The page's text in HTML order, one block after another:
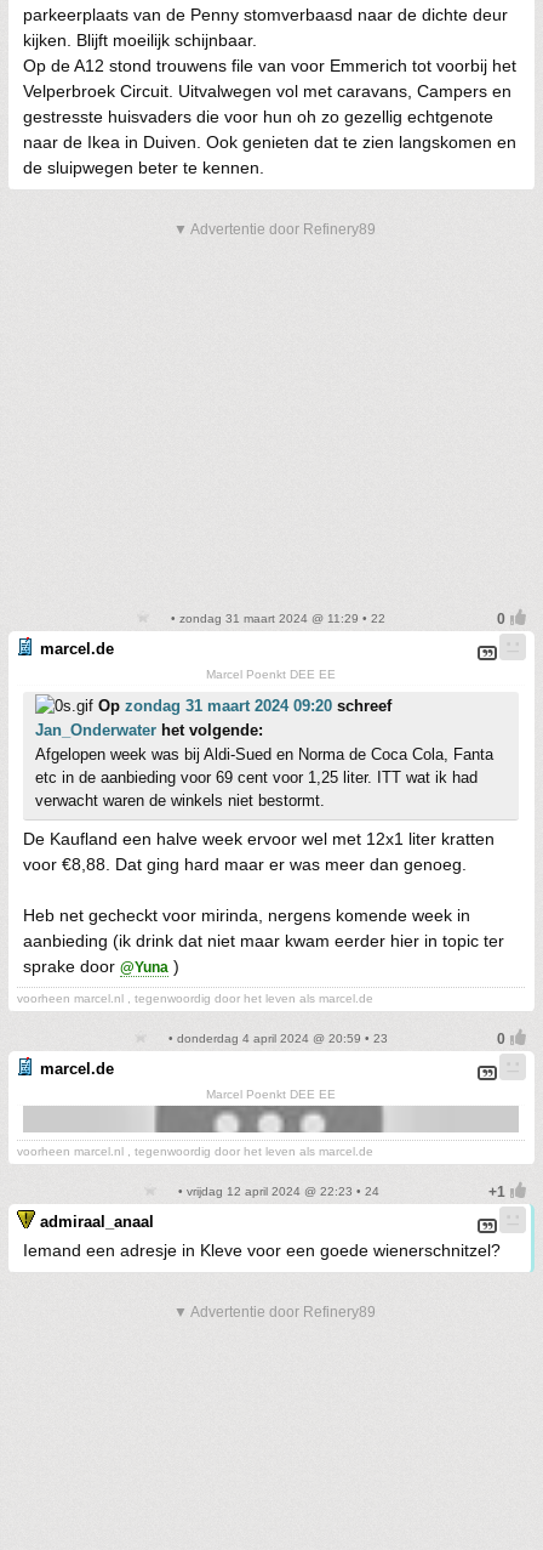
parkeerplaats van de Penny stomverbaasd naar de dichte deur
kijken. Blijft moeilijk schijnbaar.
Op de A12 stond trouwens file van voor Emmerich tot voorbij het
Velperbroek Circuit. Uitvalwegen vol met caravans, Campers en
gestresste huisvaders die voor hun oh zo gezellig echtgenote
naar de Ikea in Duiven. Ook genieten dat te zien langskomen en
de sluipwegen beter te kennen.
▼ Advertentie door Refinery89
• zondag 31 maart 2024 @ 11:29 • 22
marcel.de
Marcel Poenkt DEE EE
Op zondag 31 maart 2024 09:20 schreef
Jan_Onderwater het volgende:
Afgelopen week was bij Aldi-Sued en Norma de Coca Cola, Fanta
etc in de aanbieding voor 69 cent voor 1,25 liter. ITT wat ik had
verwacht waren de winkels niet bestormt.
De Kaufland een halve week ervoor wel met 12x1 liter kratten
voor €8,88. Dat ging hard maar er was meer dan genoeg.
Heb net gecheckt voor mirinda, nergens komende week in
aanbieding (ik drink dat niet maar kwam eerder hier in topic ter
sprake door @Yuna )
voorheen marcel.nl , tegenwoordig door het leven als marcel.de
• donderdag 4 april 2024 @ 20:59 • 23
marcel.de
Marcel Poenkt DEE EE
voorheen marcel.nl , tegenwoordig door het leven als marcel.de
• vrijdag 12 april 2024 @ 22:23 • 24
admiraal_anaal
Iemand een adresje in Kleve voor een goede wienerschnitzel?
▼ Advertentie door Refinery89